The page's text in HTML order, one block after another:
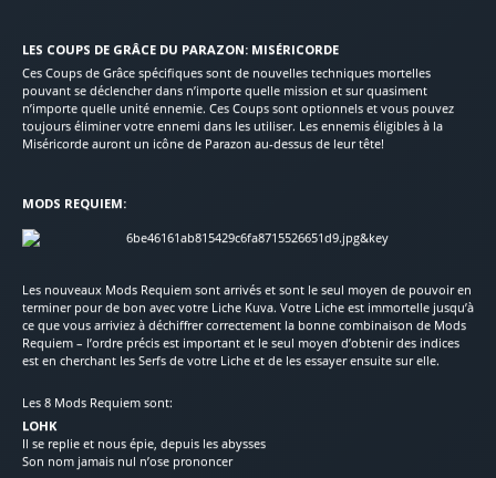
LES COUPS DE GRÂCE DU PARAZON: MISÉRICORDE
Ces Coups de Grâce spécifiques sont de nouvelles techniques mortelles
pouvant se déclencher dans n’importe quelle mission et sur quasiment
n’importe quelle unité ennemie. Ces Coups sont optionnels et vous pouvez
toujours éliminer votre ennemi dans les utiliser. Les ennemis éligibles à la
Miséricorde auront un icône de Parazon au-dessus de leur tête!
MODS REQUIEM:
Les nouveaux Mods Requiem sont arrivés et sont le seul moyen de pouvoir en
terminer pour de bon avec votre Liche Kuva. Votre Liche est immortelle jusqu’à
ce que vous arriviez à déchiffrer correctement la bonne combinaison de Mods
Requiem – l’ordre précis est important et le seul moyen d’obtenir des indices
est en cherchant les Serfs de votre Liche et de les essayer ensuite sur elle.
Les 8 Mods Requiem sont:
LOHK
Il se replie et nous épie, depuis les abysses
Son nom jamais nul n’ose prononcer